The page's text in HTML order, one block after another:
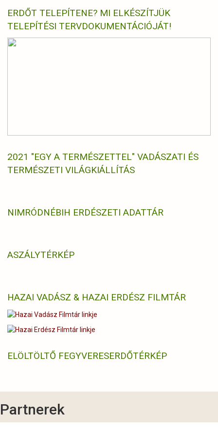
ERDŐT TELEPÍTENE? MI ELKÉSZÍTJÜK
TELEPÍTÉSI TERVDOKUMENTÁCIÓJÁT!
2021 "EGY A TERMÉSZETTEL" VADÁSZATI ÉS
TERMÉSZETI VILÁGKIÁLLÍTÁS
NIMRÓDNÉBIH ERDÉSZETI ADATTÁR
ASZÁLYTÉRKÉP
HAZAI VADÁSZ & HAZAI ERDÉSZ FILMTÁR
ELÖLTÖLTŐ FEGYVERESERDŐTÉRKÉP
Partnerek